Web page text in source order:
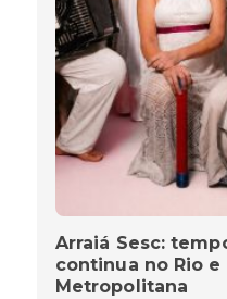
Arraiá Sesc:
continua no Rio e
Metropolitana